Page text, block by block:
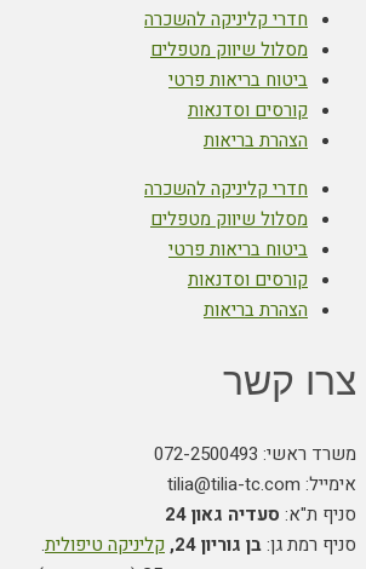
חדרי קליניקה להשכרה
מסלול שיווק מטפלים
ביטוח בריאות פרטי
קורסים וסדנאות
הצהרת בריאות
חדרי קליניקה להשכרה
מסלול שיווק מטפלים
ביטוח בריאות פרטי
קורסים וסדנאות
הצהרת בריאות
צרו קשר
משרד ראשי: 072-2500493
אימייל: tilia@tilia-tc.com
סניף ת"א: סעדיה גאון 24
סניף רמת גן:בן גוריון 24, קליניקה טיפולית.